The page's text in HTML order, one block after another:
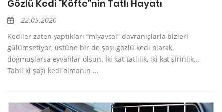
Gözlü Kedi “Köfte”nin Tatlı Hayatı
22.05.2020
Kediler zaten yaptıkları “miyavsal” davranışlarla bizleri
gülümsetiyor, üstüne bir de şaşı gözlü kedi olarak
doğmuşlarsa eyvahlar olsun. İki kat tatlılık, iki kat şirinlik…
Tabii ki şaşı kedi olmanın ...